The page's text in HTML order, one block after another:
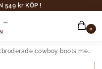
549 kr KÖP !
0
cowboy boots med blommig design